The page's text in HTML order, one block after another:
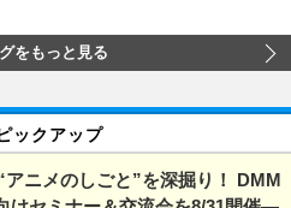
をもっと見る
ックアップ
ニメのしごと”を深掘り！ DMM